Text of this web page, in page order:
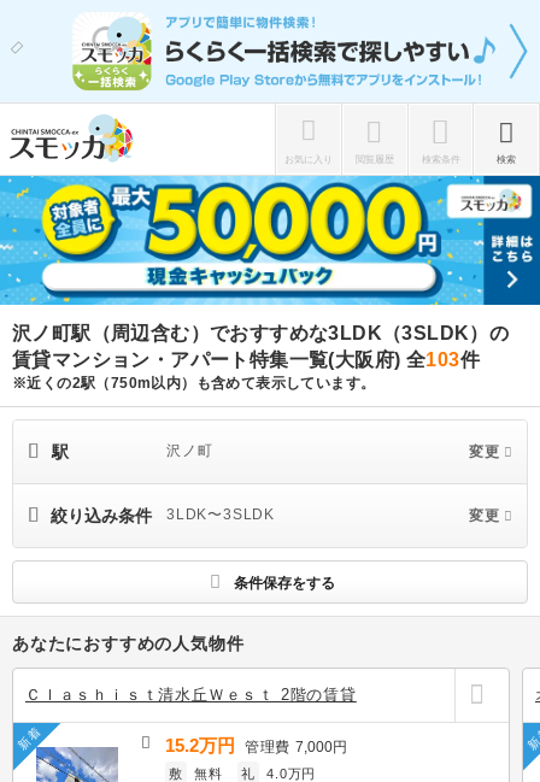
お気に入り 閲覧履歴 検索条件 検索
沢ノ町駅（周辺含む）でおすすめな3LDK（3SLDK）の
賃貸マンション・アパート特集一覧(大阪府) 全103件
※近くの2駅（750m以内）も含めて表示しています。
駅 沢ノ町 変更
絞り込み条件 3LDK〜3SLDK 変更
条件保存をする
あなたにおすすめの人気物件
Ｃｌａｓｈｉｓｔ清水丘Ｗｅｓｔ 2階の賃貸
新着 15.2万円 管理費7,000円
敷 無料 礼 4.0万円